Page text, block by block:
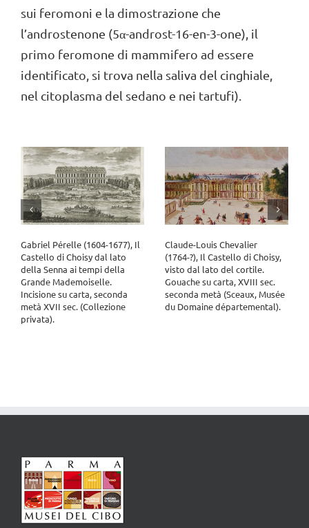
sui feromoni e la dimostrazione che
l’androstenone (5α-androst-16-en-3-one), il
primo feromone di mammifero ad essere
identificato, si trova nella saliva del cinghiale,
nel citoplasma del sedano e nei tartufi).
Gabriel Pérelle (1604-1677), Il
Castello di Choisy dal lato
della Senna ai tempi della
Grande Mademoiselle.
Incisione su carta, seconda
metà XVII sec. (Collezione
privata).
Claude-Louis Chevalier
(1764-?), Il Castello di Choisy,
visto dal lato del cortile.
Gouache su carta, XVIII sec.
seconda metà (Sceaux, Musée
du Domaine départemental).